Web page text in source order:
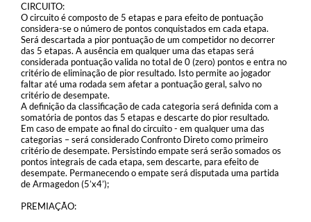
CIRCUITO:
O circuito é composto de 5 etapas e para efeito de pontuação
considera-se o número de pontos conquistados em cada etapa.
Será descartada a pior pontuação de um competidor no decorrer
das 5 etapas. A ausência em qualquer uma das etapas será
considerada pontuação valida no total de 0 (zero) pontos e entra no
critério de eliminação de pior resultado. Isto permite ao jogador
faltar até uma rodada sem afetar a pontuação geral, salvo no
critério de desempate.
A definição da classificação de cada categoria será definida com a
somatória de pontos das 5 etapas e descarte do pior resultado.
Em caso de empate ao final do circuito - em qualquer uma das
categorias – será considerado Confronto Direto como primeiro
critério de desempate. Persistindo empate será serão somados os
pontos integrais de cada etapa, sem descarte, para efeito de
desempate. Permanecendo o empate será disputada uma partida
de Armagedon (5’x4’);
PREMIAÇÃO: